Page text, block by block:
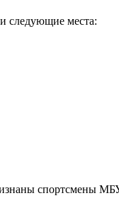
следующие места:
спортсмены